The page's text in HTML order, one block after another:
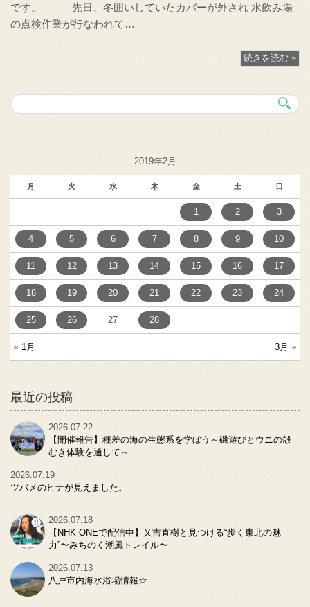
です。 先日、冬囲いしていたカバーが外され 水飲み場
の点検作業が行なわれて…
続きを読む »
2019年2月
月 火 水 木 金 土 日
« 1月 3月 »
1 2 3
4 5 6 7 8 9 10
11 12 13 14 15 16 17
18 19 20 21 22 23 24
25 26 27 28
最近の投稿
2026.07.22
【開催報告】種差の海の生態系を学ぼう～磯遊びとウニの殻
むき体験を通して～
2026.07.19
ツバメのヒナが見えました。
2026.07.18
【NHK ONEで配信中】又吉直樹と見つける“歩く東北の魅
力”〜みちのく潮風トレイル〜
2026.07.13
八戸市内海水浴場情報☆